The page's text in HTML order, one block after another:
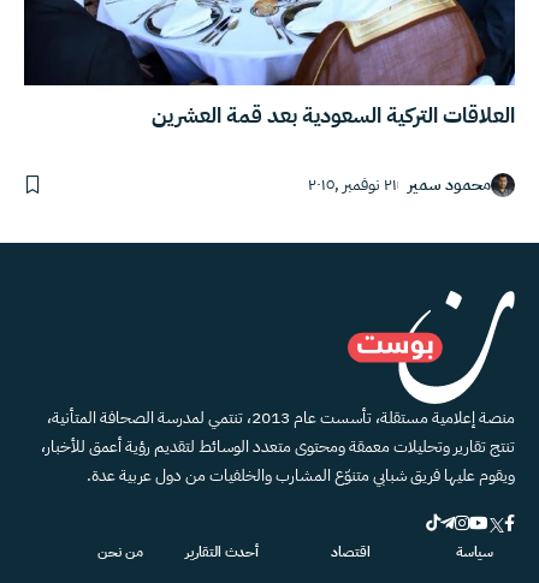
العلاقات التركية السعودية بعد قمة العشرين
محمود سمير ٢١ نوفمبر ,٢٠١٥
منصة إعلامية مستقلة، تأسست عام 2013، تنتمي لمدرسة الصحافة المتأنية،
تنتج تقارير وتحليلات معمقة ومحتوى متعدد الوسائط لتقديم رؤية أعمق للأخبار،
ويقوم عليها فريق شبابي متنوّع المشارب والخلفيات من دول عربية عدة.
سياسة
اقتصاد
أحدث التقارير
من نحن